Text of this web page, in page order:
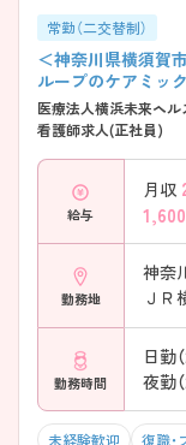
常勤（二交替制）
＜神奈川県横須
ループのケアミッ
医療法人横浜未来ヘ
看護師求人(正社員)
給与
月収
1,600
勤務地
神奈
ＪＲ
勤務時間
夜勤（
未経験歓迎 復職・